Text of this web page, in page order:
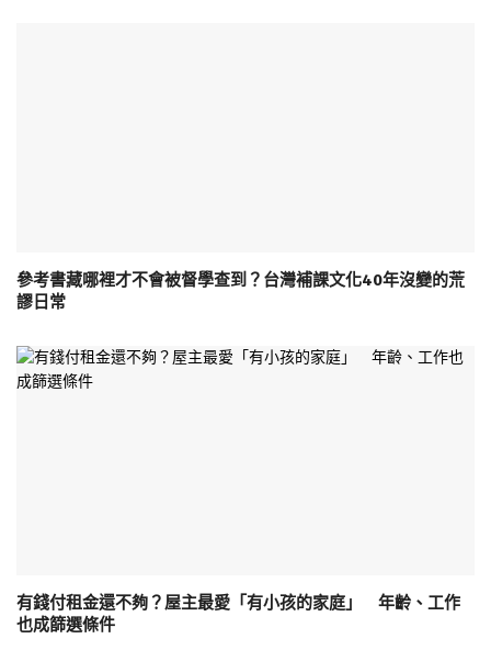
參考書藏哪裡才不會被督學查到？台灣補課文化40年沒變的荒
謬日常
有錢付租金還不夠？屋主最愛「有小孩的家庭」 年齡、工作
也成篩選條件